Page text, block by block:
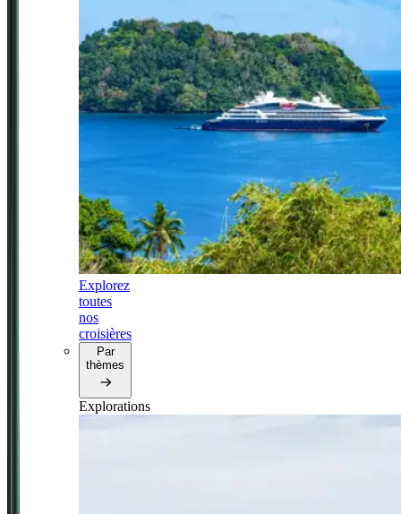
Explorez
toutes
nos
croisières
Par
thèmes
Explorations